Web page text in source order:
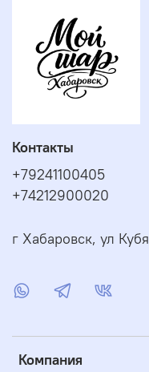
Компания
Контакты
+79241100405
+74212900020
г Хабаровск, ул